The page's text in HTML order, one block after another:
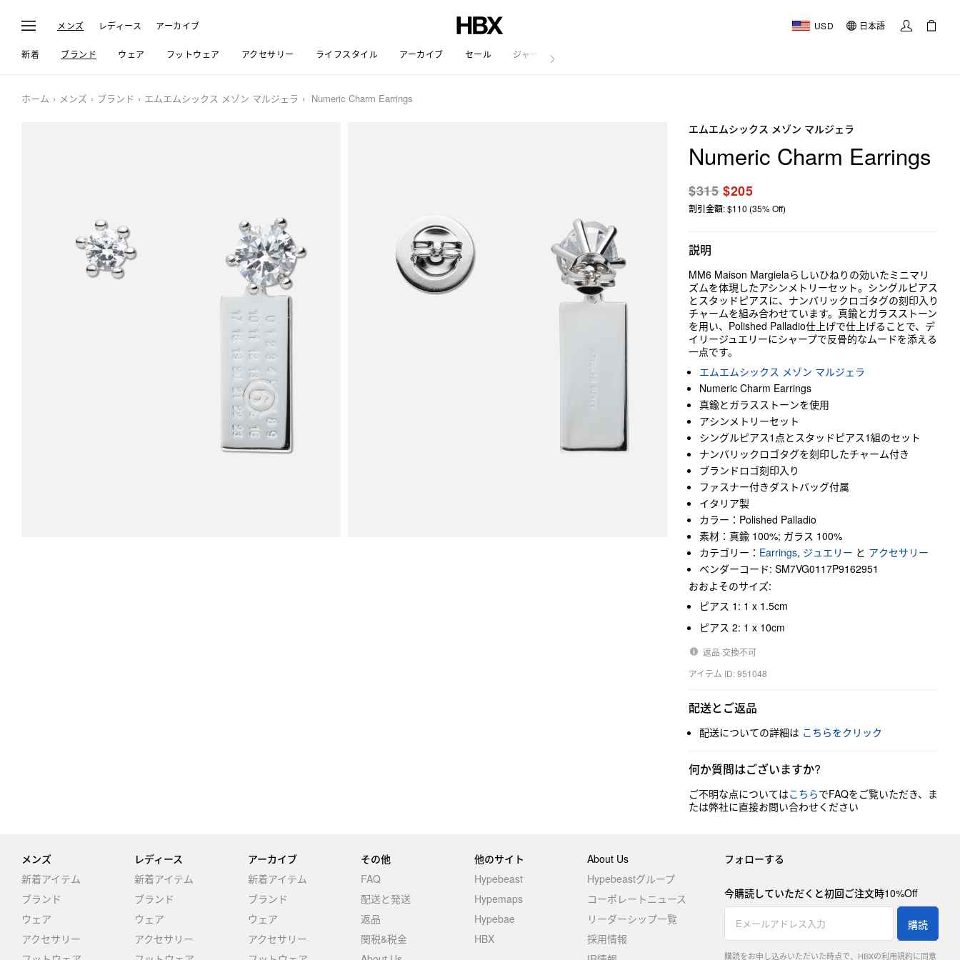
メンズ レディース アーカイブ USD 日本語
新着 ブランド ウェア フットウェア アクセサリー ライフスタイル アーカイブ セール ジャーナル
ホーム メンズ ブランド エムエムシックス メゾン マルジェラ Numeric Charm Earrings
エムエムシックス メゾン マルジェラ
Numeric Charm Earrings
$315$205
割引金額: $110 (35% Off)
説明
MM6 Maison Margielaらしいひねりの効いたミニマリ
ズムを体現したアシンメトリーセット。シングルピアス
とスタッドピアスに、ナンバリックロゴタグの刻印入り
チャームを組み合わせています。真鍮とガラスストーン
を用い、Polished Palladio仕上げで仕上げることで、デ
イリージュエリーにシャープで反骨的なムードを添える
一点です。
エムエムシックス メゾン マルジェラ
Numeric Charm Earrings
真鍮とガラスストーンを使用
アシンメトリーセット
シングルピアス1点とスタッドピアス1組のセット
ナンバリックロゴタグを刻印したチャーム付き
ブランドロゴ刻印入り
ファスナー付きダストバッグ付属
イタリア製
カラー：Polished Palladio
素材：真鍮 100%; ガラス 100%
カテゴリー： Earrings, ジュエリー と アクセサリー
ベンダーコード: SM7VG0117P9162951
おおよそのサイズ:
ピアス 1: 1 x 1.5cm
ピアス 2: 1 x 10cm
返品·交換不可
アイテム ID: 951048
配送とご返品
配送についての詳細は こちらをクリック
何か質問はございますか?
ご不明な点についてはこちらでFAQをご覧いただき、ま
たは弊社に直接お問い合わせください
メンズ
新着アイテム
ブランド
ウェア
アクセサリー
レディース
新着アイテム
ブランド
ウェア
アクセサリー
アーカイブ
新着アイテム
ブランド
ウェア
アクセサリー
その他
FAQ
配送と発送
返品
関税&税金
他のサイト
Hypebeast
Hypemaps
Hypebae
HBX
About Us
Hypebeastグループ
コーポレートニュース
リーダーシップ一覧
採用情報
フォローする
今購読していただくと初回ご注文時10%Off
購読
購読をお申し込みいただいた時点で、HBXの利用規約に同意